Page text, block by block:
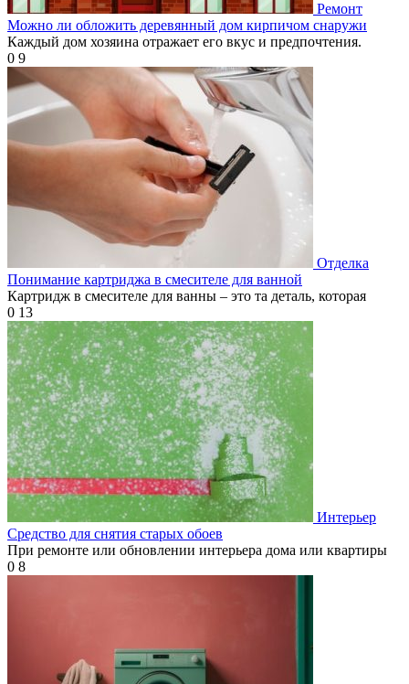
Ремонт
Можно ли обложить деревянный дом кирпичом снаружи
Каждый дом хозяина отражает его вкус и предпочтения.
0 9
Отделка
Понимание картриджа в смесителе для ванной
Картридж в смесителе для ванны – это та деталь, которая
0 13
Интерьер
Средство для снятия старых обоев
При ремонте или обновлении интерьера дома или квартиры
0 8